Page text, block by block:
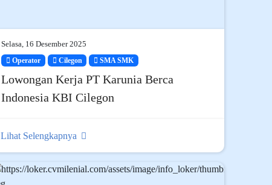
Selasa, 16 Desember 2025
Operator Cilegon SMA SMK
Lowongan Kerja PT Karunia Berca
Indonesia KBI Cilegon
Lihat Selengkapnya